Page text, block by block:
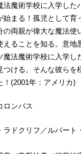
法魔術学校に入学した
始まる！孤児として育
の両親が偉大な魔法使
えることを知る。意地
魔法魔術学校に入学し
つける。そんな彼ら
！(2001年：アメリカ)
ロンバス
ラドクリフ／ルパート